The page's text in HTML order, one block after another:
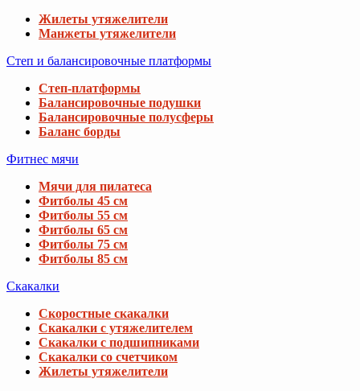
Жилеты утяжелители
Манжеты утяжелители
Степ и балансировочные платформы
Степ-платформы
Балансировочные подушки
Балансировочные полусферы
Баланс борды
Фитнес мячи
Мячи для пилатеса
Фитболы 45 см
Фитболы 55 см
Фитболы 65 см
Фитболы 75 см
Фитболы 85 см
Скакалки
Скоростные скакалки
Скакалки с утяжелителем
Скакалки с подшипниками
Скакалки со счетчиком
Жилеты утяжелители